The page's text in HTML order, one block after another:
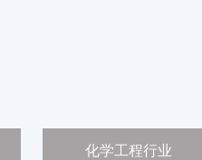
化学工程行业